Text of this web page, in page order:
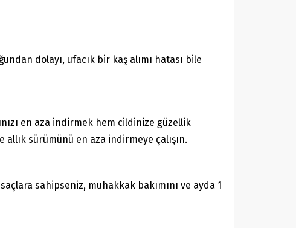
dolayı, ufacık bir kaş alımı hatası bile
en aza indirmek hem cildinize güzellik
sürümünü en aza indirmeye çalışın.
sahipseniz, muhakkak bakımını ve ayda 1